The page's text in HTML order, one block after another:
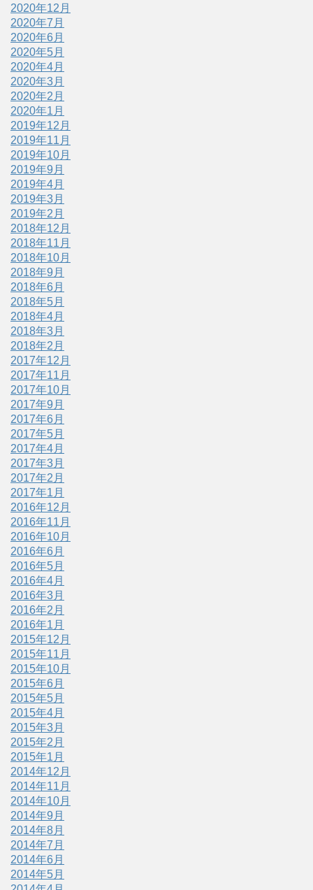
2020年12月
2020年7月
2020年6月
2020年5月
2020年4月
2020年3月
2020年2月
2020年1月
2019年12月
2019年11月
2019年10月
2019年9月
2019年4月
2019年3月
2019年2月
2018年12月
2018年11月
2018年10月
2018年9月
2018年6月
2018年5月
2018年4月
2018年3月
2018年2月
2017年12月
2017年11月
2017年10月
2017年9月
2017年6月
2017年5月
2017年4月
2017年3月
2017年2月
2017年1月
2016年12月
2016年11月
2016年10月
2016年6月
2016年5月
2016年4月
2016年3月
2016年2月
2016年1月
2015年12月
2015年11月
2015年10月
2015年6月
2015年5月
2015年4月
2015年3月
2015年2月
2015年1月
2014年12月
2014年11月
2014年10月
2014年9月
2014年8月
2014年7月
2014年6月
2014年5月